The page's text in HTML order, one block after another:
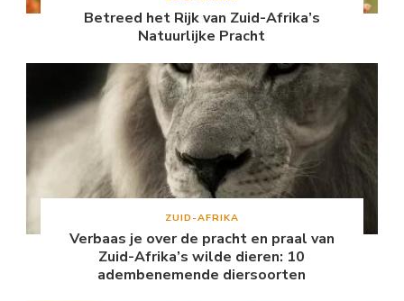
Betreed het Rijk van Zuid-Afrika’s
Natuurlijke Pracht
ZUID-AFRIKA
Verbaas je over de pracht en praal van
Zuid-Afrika’s wilde dieren: 10
adembenemende diersoorten